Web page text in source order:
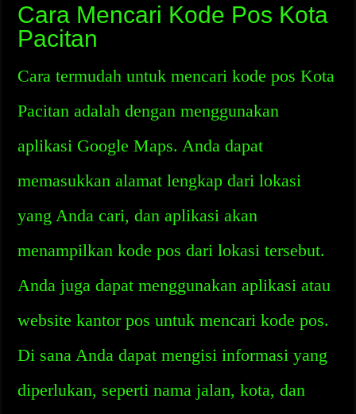
Cara Mencari Kode Pos Kota
Pacitan
Cara termudah untuk mencari kode pos Kota
Pacitan adalah dengan menggunakan
aplikasi Google Maps. Anda dapat
memasukkan alamat lengkap dari lokasi
yang Anda cari, dan aplikasi akan
menampilkan kode pos dari lokasi tersebut.
Anda juga dapat menggunakan aplikasi atau
website kantor pos untuk mencari kode pos.
Di sana Anda dapat mengisi informasi yang
diperlukan, seperti nama jalan, kota, dan